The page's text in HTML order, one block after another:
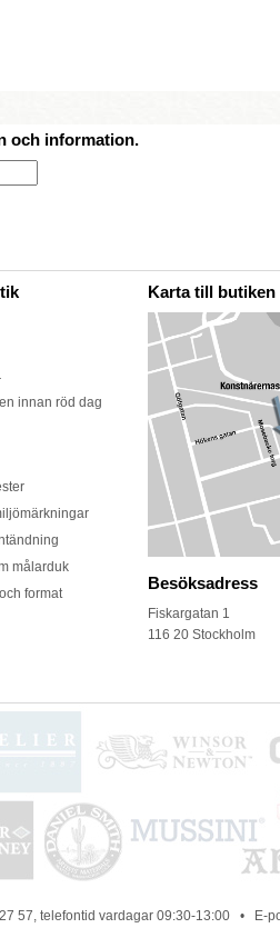
och information.
innan röd dag
målarduk
format
Karta till butiken
Besöksadress
Fiskargatan 1
116 20 Stockholm
57, telefontid vardagar 09:30-13:00 • E-